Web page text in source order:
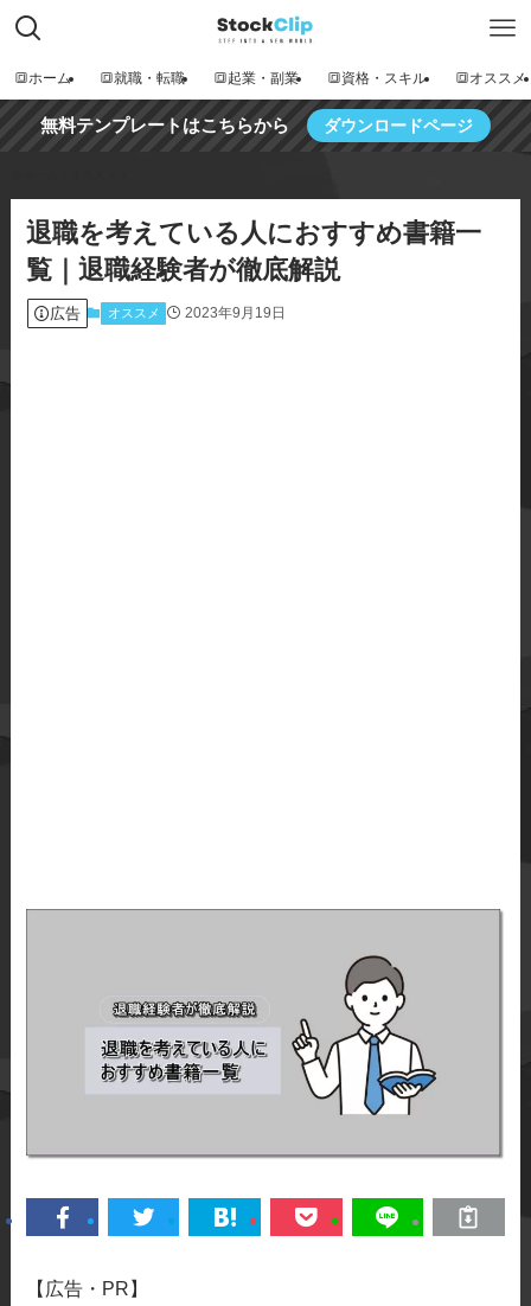
🔳ホーム 🔳就職・転職 🔳起業・副業 🔳資格・スキル 🔳オススメ
無料テンプレートはこちらから ダウンロードページ
退職を考えている人におすすめ書籍一
覧｜退職経験者が徹底解説
広告 オススメ 2023年9月19日
【広告・PR】